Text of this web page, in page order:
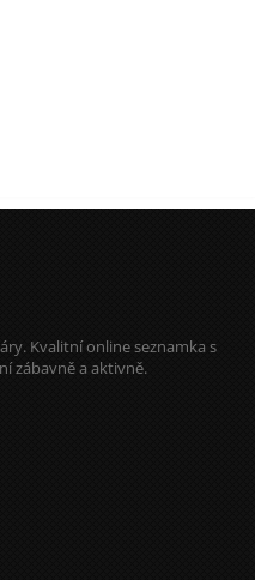
Kvalitní online seznamka s
zábavně a aktivně.